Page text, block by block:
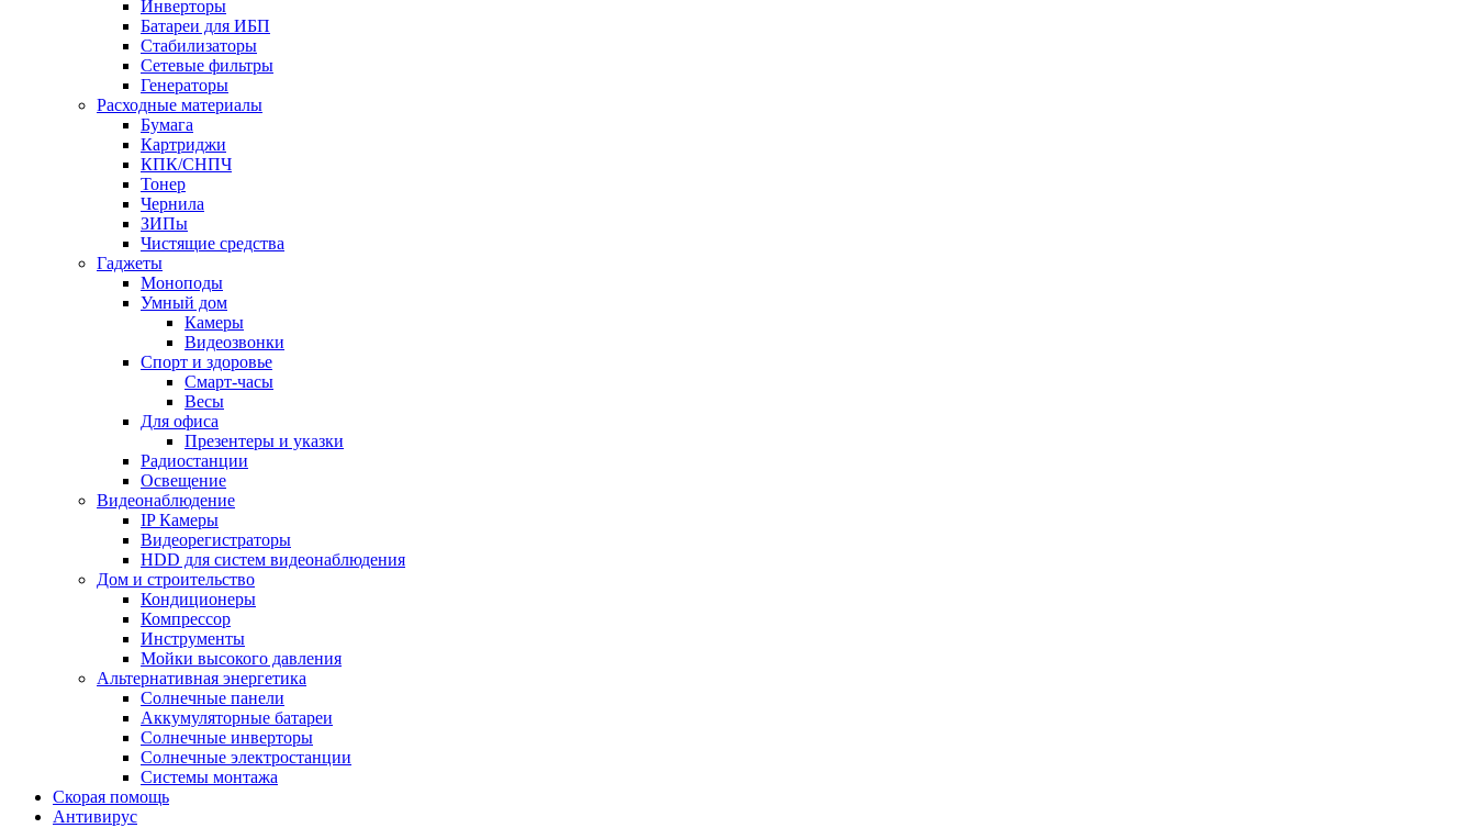
Инверторы
Батареи для ИБП
Стабилизаторы
Сетевые фильтры
Генераторы
Расходные материалы
Бумага
Картриджи
КПК/СНПЧ
Тонер
Чернила
ЗИПы
Чистящие средства
Гаджеты
Моноподы
Умный дом
Камеры
Видеозвонки
Спорт и здоровье
Смарт-часы
Весы
Для офиса
Презентеры и указки
Радиостанции
Освещение
Видеонаблюдение
IP Камеры
Видеорегистраторы
HDD для систем видеонаблюдения
Дом и строительство
Кондиционеры
Компрессор
Инструменты
Мойки высокого давления
Альтернативная энергетика
Солнечные панели
Аккумуляторные батареи
Солнечные инверторы
Солнечные электростанции
Системы монтажа
Скорая помощь
Антивирус